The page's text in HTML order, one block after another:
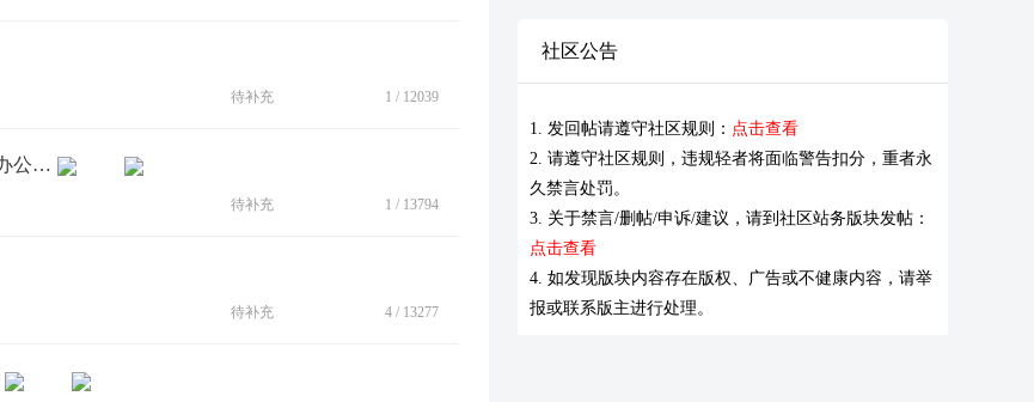
待补充 1 / 12039
[BUG]电视显示颗粒感，视频软件不全屏，办公软件显示不全
待补充 1 / 13794
待补充 4 / 13277
社区公告
1. 发回帖请遵守社区规则： 点击查看
2. 请遵守社区规则，违规轻者将面临警告扣分，重者永
久禁言处罚。
3. 关于禁言/删帖/申诉/建议，请到社区站务版块发帖：
点击查看
4. 如发现版块内容存在版权、广告或不健康内容，请举
报或联系版主进行处理。